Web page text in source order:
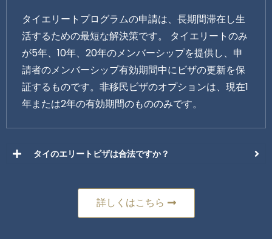
タイエリートプログラムの申請は、長期間滞在し生
活するための最短な解決策です。 タイエリートのみ
が5年、10年、20年のメンバーシップを提供し、申
請者のメンバーシップ有効期間中にビザの更新を保
証するものです。非移民ビザのオプションは、現在1
年または2年の有効期間のもののみです。
タイのエリートビザは合法ですか？
詳しくはこちら